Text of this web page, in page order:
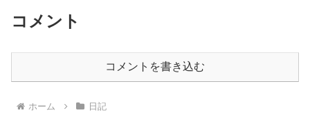
コメント
コメントを書き込む
ホーム 日記